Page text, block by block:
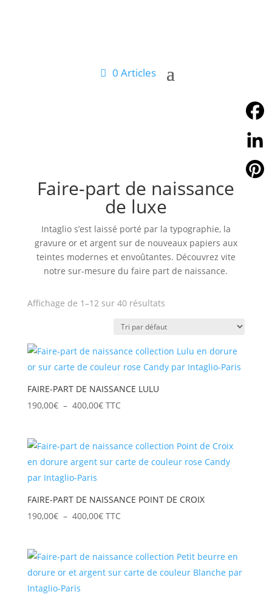
0 Articles
Faire-part de naissance
de luxe
Intaglio s’est laissé porté par la typographie, la
gravure or et argent sur de nouveaux papiers aux
teintes modernes et envoûtantes. Découvrez vite
notre sur-mesure du faire part de naissance.
Affichage de 1–12 sur 40 résultats
FAIRE-PART DE NAISSANCE LULU
190,00€ – 400,00€Plage
190,00€
à
TTC
FAIRE-PART DE NAISSANCE POINT DE CROIX
190,00€ – 400,00€Plage
190,00€
à
TTC